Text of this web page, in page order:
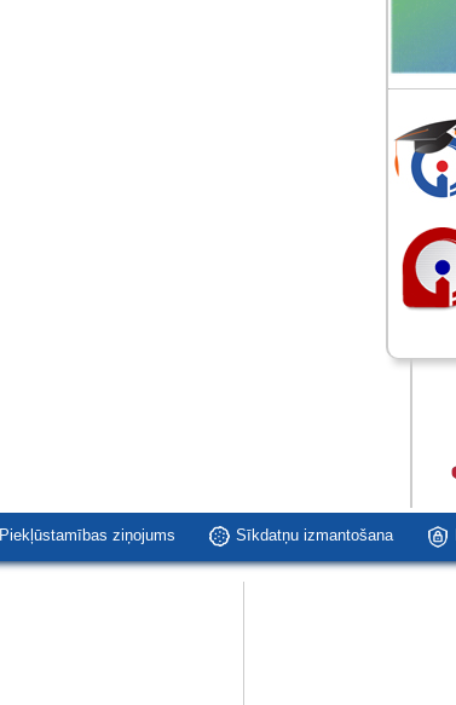
Piekļūstamības ziņojums Sīkdatņu izmantošana